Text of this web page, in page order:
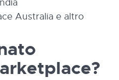
Australia e altro